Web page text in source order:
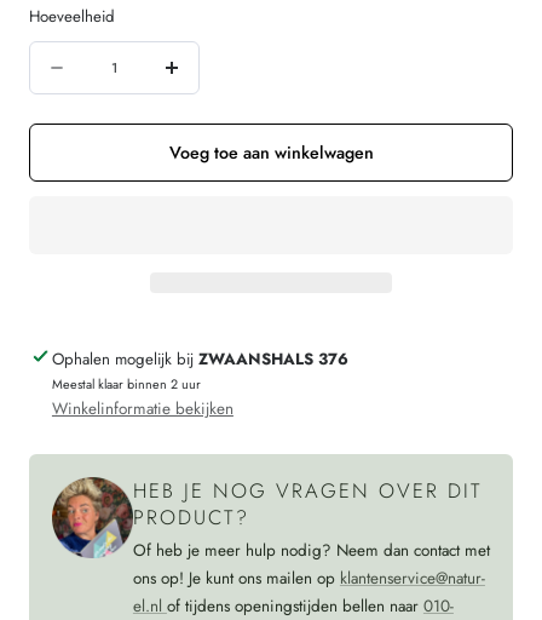
Hoeveelheid
verminderen
Wasnet
ZERO
WASTE
Living
Crafts
Verhoog
de
hoeveelheid
voor
katoen
ZERO
stuks)
Living
Crafts
Voeg toe aan winkelwagen
Ophalen mogelijk bij ZWAANSHALS 376
Meestal klaar binnen 2 uur
Winkelinformatie bekijken
HEB JE NOG VRAGEN OVER DIT
PRODUCT?
Of heb je meer hulp nodig? Neem dan contact met
ons op! Je kunt ons mailen op klantenservice@natur-
el.nl of tijdens openingstijden bellen naar 010-